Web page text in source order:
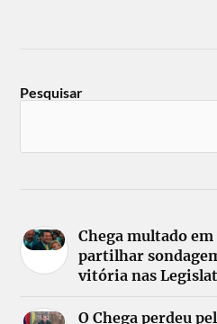
Pesquisar
Chega multado
partilhar
vitória nas
O Chega perdeu